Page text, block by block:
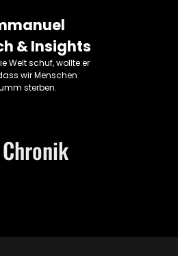
& Insights
Welt schuf, wollte er
wir Menschen
sterben.